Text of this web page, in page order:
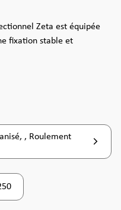
Zeta est équipée
fixation stable et
, Roulement
n'est pas disponible pour le
(Cette option n'est pas disponible